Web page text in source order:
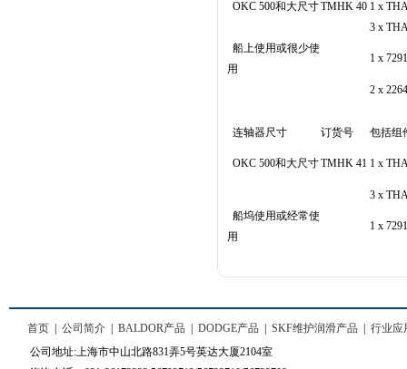
OKC 500和大尺寸TMHK 40 1 x
3 x
船上使用或很少使
用
1 x
2 x
连轴器尺寸 订货号 包括组
OKC 500和大尺寸TMHK 41 1 x
3 x
船坞使用或经常使
用
1 x
首页 公司简介 BALDOR产品 DODGE产品 SKF维护润滑产品
行业应
公司地址:上海市中山北路831弄5号英达大厦2104室